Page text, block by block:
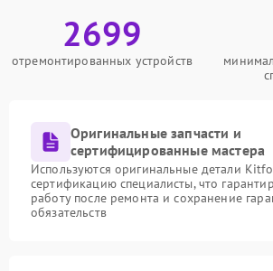
2699
отремонтированных устройств
Оригинальные запчасти и
сертифицированные мастера
Используются оригинальные детали
сертификацию специалисты, что
работу после ремонта и сохранение
обязательств